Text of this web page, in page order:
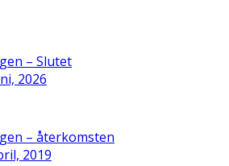
– Slutet
2026
– återkomsten
2019